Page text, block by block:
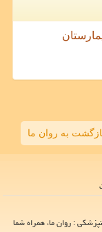
به روان ما
: روان ما، همراه شما